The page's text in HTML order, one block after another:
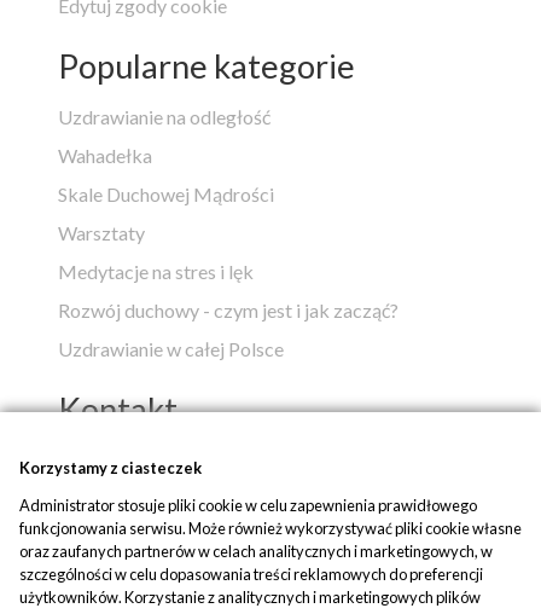
Edytuj zgody cookie
Popularne kategorie
Uzdrawianie na odległość
Wahadełka
Skale Duchowej Mądrości
Warsztaty
Medytacje na stres i lęk
Rozwój duchowy - czym jest i jak zacząć?
Uzdrawianie w całej Polsce
Kontakt
Popko - Centrum Medytacji i Uzdrawiania
ul. Piaskowa 1
42-700 Rusinowice
tel:+48 509 580 042
Korzystamy z ciasteczek
Administrator stosuje pliki cookie w celu zapewnienia prawidłowego
funkcjonowania serwisu. Może również wykorzystywać pliki cookie własne
oraz zaufanych partnerów w celach analitycznych i marketingowych, w
szczególności w celu dopasowania treści reklamowych do preferencji
użytkowników. Korzystanie z analitycznych i marketingowych plików